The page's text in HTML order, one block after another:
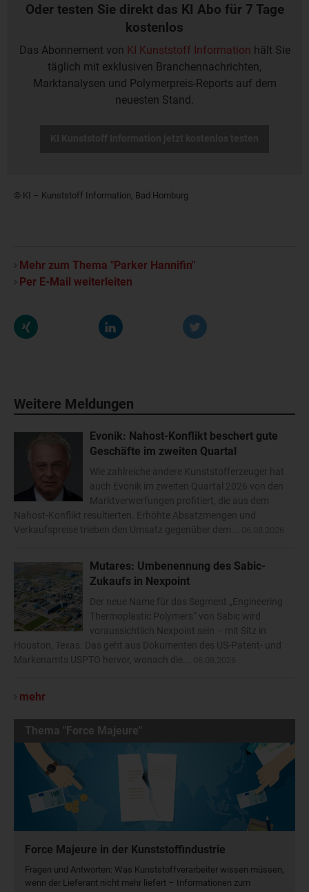
Oder testen Sie direkt das KI Abo für 7 Tage
kostenlos
Das Abonnement von KI Kunststoff Information hält Sie
täglich mit exklusiven Branchennachrichten,
Marktanalysen und Polymerpreis-Reports auf dem
neuesten Stand.
© KI – Kunststoff Information, Bad Homburg
Mehr zum Thema "Parker Hannifin"
Per E-Mail weiterleiten
Weitere Meldungen
Evonik: Nahost-Konflikt beschert gute
Geschäfte im zweiten Quartal
Wie zahlreiche andere Kunststofferzeuger hat
auch Evonik im zweiten Quartal 2026 von den
Marktverwerfungen profitiert, die aus dem
Nahost-Konflikt resultierten. Erhöhte Absatzmengen und
Verkaufspreise trieben den Umsatz gegenüber dem...
Mutares: Umbenennung des Sabic-
Zukaufs in Nexpoint
Der neue Name für das Segment „Engineering
Thermoplastic Polymers“ von Sabic wird
voraussichtlich Nexpoint sein – mit Sitz in
Houston, Texas. Das geht aus Dokumenten des US-Patent- und
Markenamts USPTO hervor, wonach die...
mehr
Thema "Force Majeure"
Force Majeure in der Kunststoffindustrie
Fragen und Antworten: Was Kunst­stoff­verarbeiter wissen müssen,
wenn der Lieferant nicht mehr liefert – Informationen zum